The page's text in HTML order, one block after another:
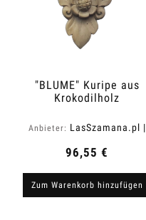
"BLUME" Kuripe aus
Krokodilholz
Anbieter: LasSzamana.pl |
96,55 €
Zum Warenkorb hinzufügen